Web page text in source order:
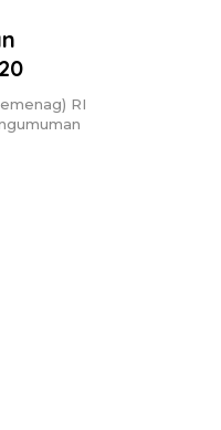
RI